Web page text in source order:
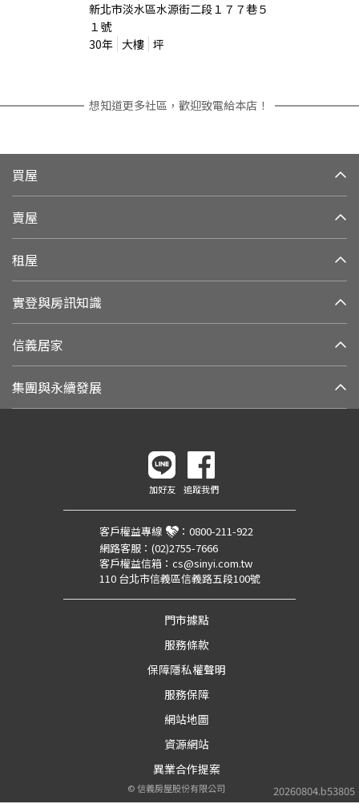
新北市淡水區水源街二段１７７巷５
１號
30年 大樓 坪
想知道更多社區，歡迎致電給本店！
買屋
賣屋
租屋
實登與房訊知識
信義居家
集團與永續發展
20260804.b53805
加好友 追蹤我們
客戶權益專線 ： 0800-211-922
網路客服： (02)2755-7666
客戶權益信箱： cs@sinyi.com.tw
110 台北市信義區信義路五段100號
門市據點
服務條款
保障隱私權聲明
服務保障
網站地圖
資源網站
異業合作提案
©信義房屋股份有限公司